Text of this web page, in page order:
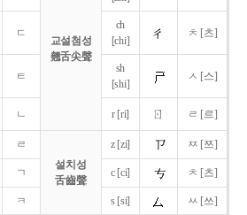
교설첨성
翹舌尖聲
ㄷ
ch
[chi]
ㅊ [츠]
ㅌ
sh
[shi]
ㅅ [스]
ㄴ r [ri] ㄖ ㄹ [르]
ㄹ
설치성
舌齒聲
z [zi] ㅉ [쯔]
ㄱ c [ci] ㅊ [츠]
ㅋ s [si] ㅆ [쓰]